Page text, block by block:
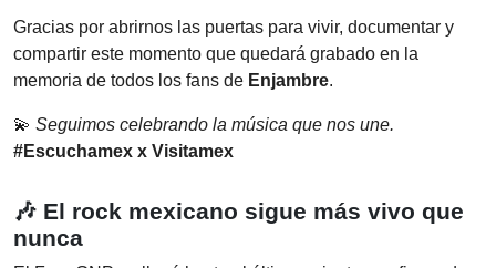
Gracias por abrirnos las puertas para vivir, documentar y
compartir este momento que quedará grabado en la
memoria de todos los fans de Enjambre.
💫 Seguimos celebrando la música que nos une.
#Escuchamex x Visitamex
🎶 El rock mexicano sigue más vivo que
nunca